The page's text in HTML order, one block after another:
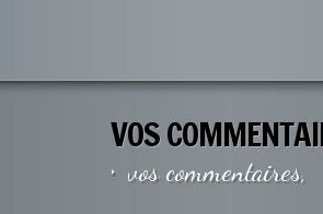
VOS
vos commentaires,